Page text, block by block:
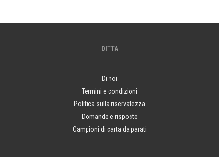
DITTA
Di noi
Termini e condizioni
Politica sulla riservatezza
Domande e risposte
Campioni di carta da parati